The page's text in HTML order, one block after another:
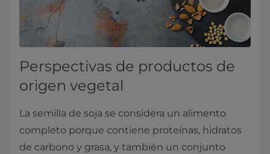
Perspectivas de productos de
origen vegetal
La semilla de soja se considera un alimento
completo porque contiene proteínas, hidratos
de carbono y grasa, y también un conjunto